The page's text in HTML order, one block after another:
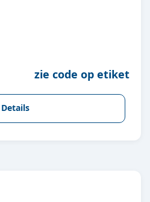
zie code op etiket
Details